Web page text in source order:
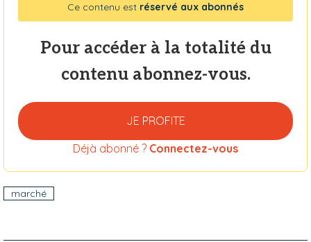
Ce contenu est réservé aux abonnés
Pour accéder à la totalité du
contenu abonnez-vous.
JE PROFITE
Déjà abonné ? Connectez-vous
marché